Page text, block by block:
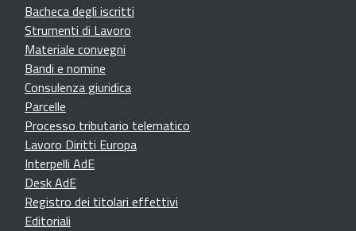
Bacheca degli iscritti
Strumenti di Lavoro
Materiale convegni
Bandi e nomine
Consulenza giuridica
Parcelle
Processo tributario telematico
Lavoro Diritti Europa
Interpelli AdE
Desk AdE
Registro dei titolari effettivi
Editoriali